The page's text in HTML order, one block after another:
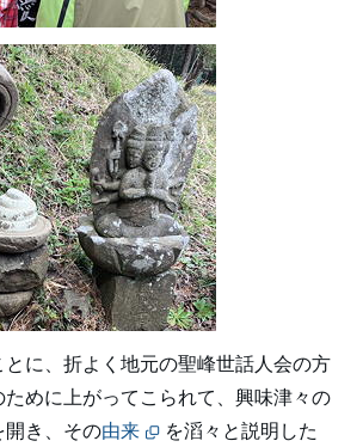
とに、折よく地元の聖峰世話人会の方
めに上がってこられて、興味津々の
開き、その由来
を滔々と説明した